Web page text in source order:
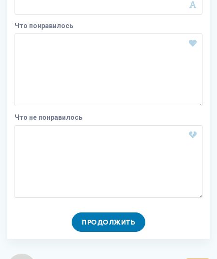
Что понравилось
Что не понравилось
ПРОДОЛЖИТЬ